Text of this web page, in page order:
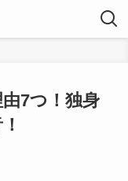
7つ！独身